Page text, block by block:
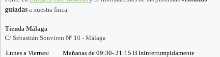
guiadas a nuestra finca.
Tienda Málaga
C/ Sebastián Souviron Nº 10 - Málaga
Lunes a Viernes:
Mañanas de 09:30- 21:15 H Ininterrumpidamente